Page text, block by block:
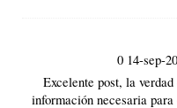
0 14-sep-
Excelente post, la
información necesaria